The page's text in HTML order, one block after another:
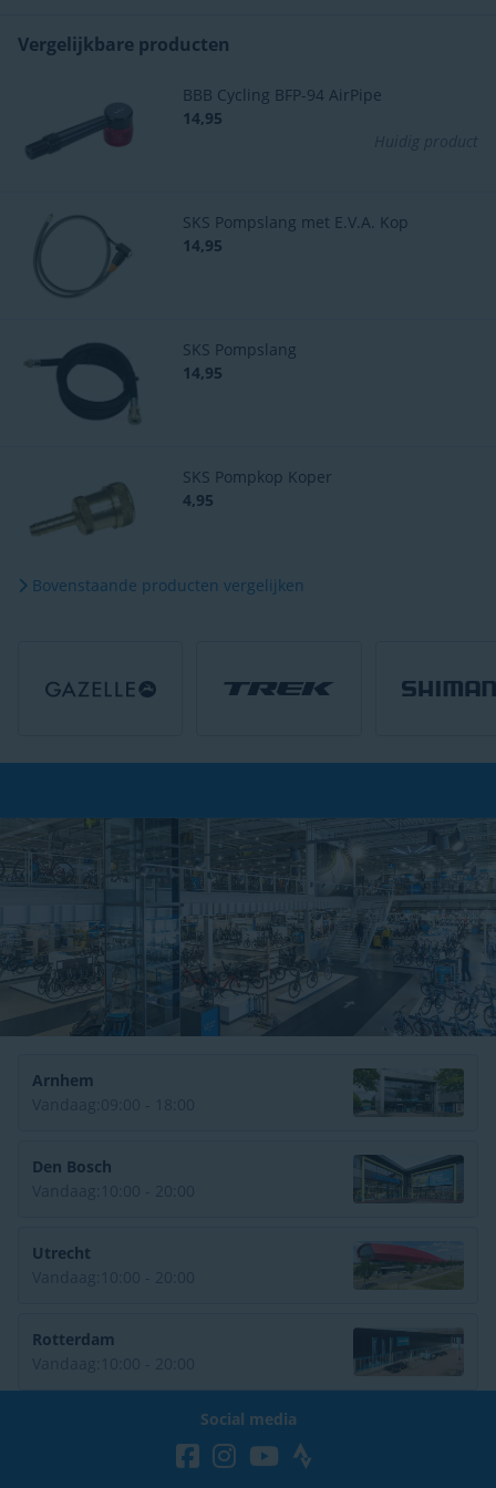
Vergelijkbare producten
BBB Cycling BFP-94 AirPipe
14,95
Huidig product
SKS Pompslang met E.V.A. Kop
14,95
SKS Pompslang
14,95
SKS Pompkop Koper
4,95
Bovenstaande producten vergelijken
Arnhem
Den Bosch
Utrecht
Rotterdam
Social media